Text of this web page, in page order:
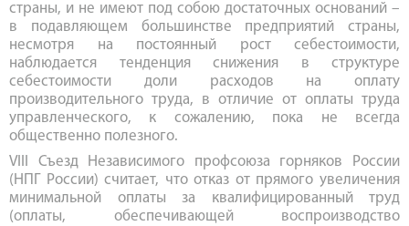
страны, и не имеют под собою достаточных оснований –
в подавляющем большинстве предприятий страны,
несмотря на постоянный рост себестоимости,
наблюдается тенденция снижения в структуре
себестоимости доли расходов на оплату
производительного труда, в отличие от оплаты труда
управленческого, к сожалению, пока не всегда
общественно полезного.
VIII Съезд Независимого профсоюза горняков России
(НПГ России) считает, что отказ от прямого увеличения
минимальной оплаты за квалифицированный труд
(оплаты, обеспечивающей воспроизводство